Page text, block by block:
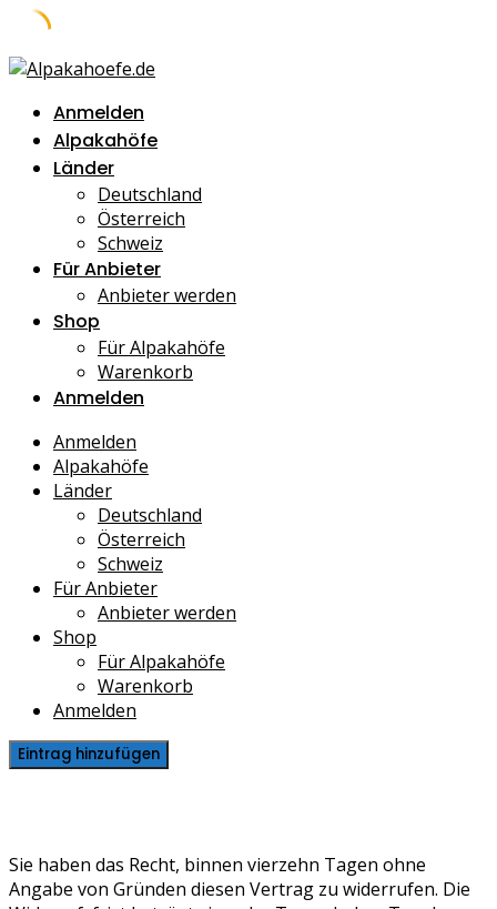
Skip
contentAnmelden
Alpakahöfe
Länder
Deutschland
Österreich
Schweiz
Für Anbieter
Anbieter werden
Shop
Für Alpakahöfe
Warenkorb
Anmelden
Anmelden
Alpakahöfe
Länder
Deutschland
Österreich
Schweiz
Für Anbieter
Anbieter werden
Shop
Für Alpakahöfe
Warenkorb
Anmelden
Eintrag hinzufügen
Sie haben das Recht, binnen vierzehn Tagen ohne
Angabe von Gründen diesen Vertrag zu widerrufen. Die